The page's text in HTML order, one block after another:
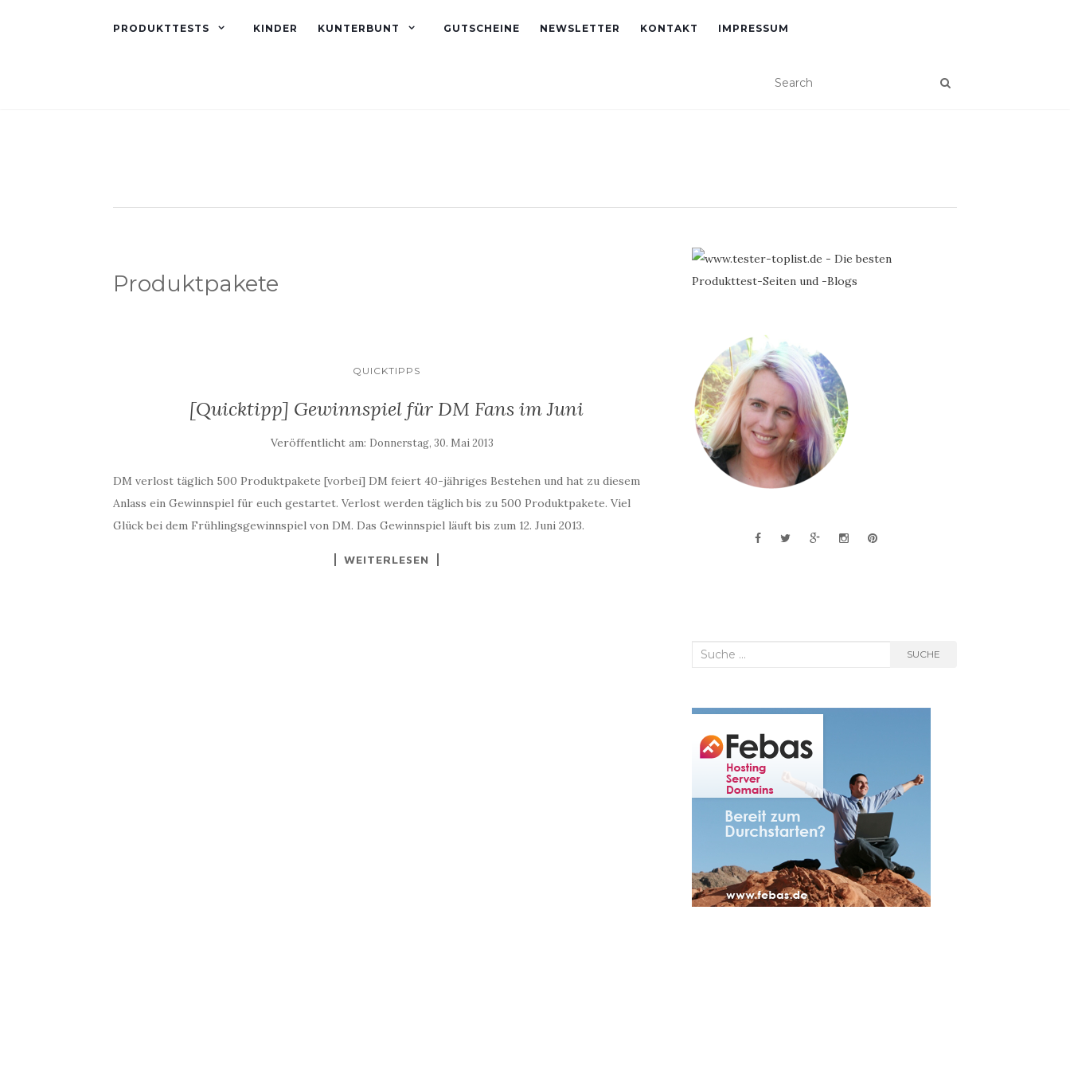
PRODUKTTESTS KINDER KUNTERBUNT GUTSCHEINE NEWSLETTER KONTAKT IMPRESSUM
Produktpakete
QUICKTIPPS
[Quicktipp] Gewinnspiel für DM Fans im Juni
Veröffentlicht am: Donnerstag, 30. Mai 2013
DM verlost täglich 500 Produktpakete [vorbei] DM feiert 40-jähriges Bestehen und hat zu diesem
Anlass ein Gewinnspiel für euch gestartet. Verlost werden täglich bis zu 500 Produktpakete. Viel
Glück bei dem Frühlingsgewinnspiel von DM. Das Gewinnspiel läuft bis zum 12. Juni 2013.
WEITERLESEN
Suche
SUCHE